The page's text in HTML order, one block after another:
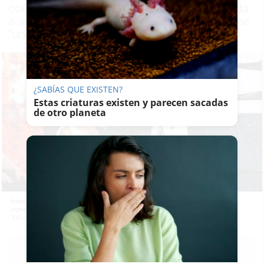
completamente renovada tras verse obligada
a abandonar el concurso y confiesa que tiene
"un clavo de la rodilla hasta el final"
Ivonne Reyes y Jorge Javier Vázquez bromean sobre la lesión de la
¿SABÍAS QUE EXISTEN?
Estas criaturas existen y parecen sacadas
de otro planeta